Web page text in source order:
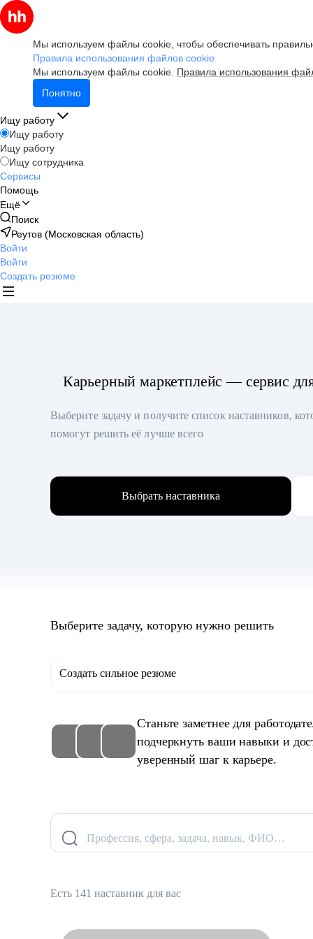
Мы используем файлы cookie, чтобы обеспечивать
Правила использования файлов cookie
Мы используем файлы cookie. Правила использования
Понятно
Ищу работу
Ищу работу
Ищу работу
Ищу сотрудника
Сервисы
Помощь
Ещё
Поиск
Реутов (Московская область)
Войти
Войти
Создать резюме
Карьерный маркетплейс — сервис
Выберите задачу и получите список наставников,
помогут решить её лучше всего
Выбрать наставника
Выберите задачу, которую нужно решить
Создать сильное резюме
Станьте заметнее для
подчеркнуть ваши навыки и
уверенный шаг к карьере.
Профессия, сфера, задача, навык, ФИО…
Есть 141 наставник для вас